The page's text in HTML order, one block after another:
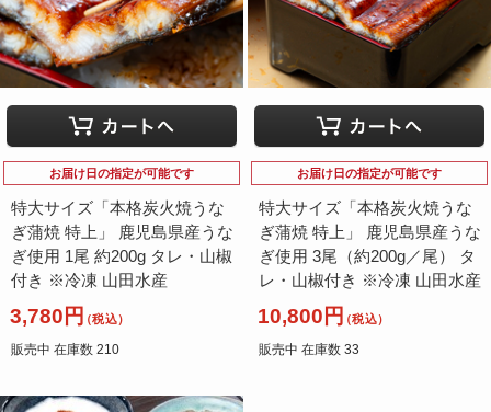
お届け日の指定が可能です
特大サイズ「本格炭火焼うな
ぎ蒲焼 特上」 鹿児島県産うな
ぎ使用 1尾 約200g タレ・山椒
付き ※冷凍 山田水産
3,780円（税込）
販売中 在庫数 210
お届け日の指定が可能です
特大サイズ「本格炭火焼うな
ぎ蒲焼 特上」 鹿児島県産うな
ぎ使用 3尾（約200g／尾） タ
レ・山椒付き ※冷凍 山田水産
10,800円（税込）
販売中 在庫数 33